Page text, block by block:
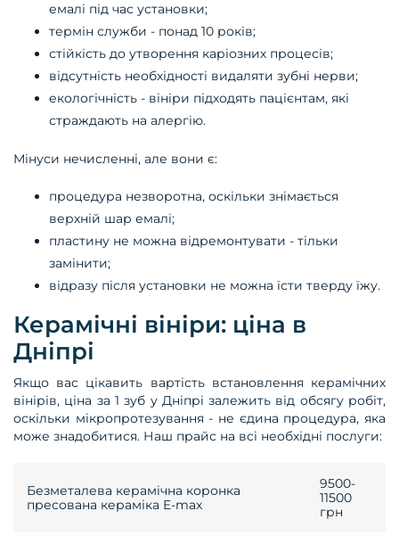
емалі під час установки;
термін служби - понад 10 років;
стійкість до утворення каріозних процесів;
відсутність необхідності видаляти зубні нерви;
екологічність - вініри підходять пацієнтам, які
страждають на алергію.
Мінуси нечисленні, але вони є:
процедура незворотна, оскільки знімається
верхній шар емалі;
пластину не можна відремонтувати - тільки
замінити;
відразу після установки не можна їсти тверду їжу.
Керамічні вініри: ціна в
Дніпрі
Якщо вас цікавить вартість встановлення керамічних
вінірів, ціна за 1 зуб у Дніпрі залежить від обсягу робіт,
оскільки мікропротезування - не єдина процедура, яка
може знадобитися. Наш прайс на всі необхідні послуги:
Безметалева керамічна коронка
пресована кераміка E-max
9500-
11500
грн